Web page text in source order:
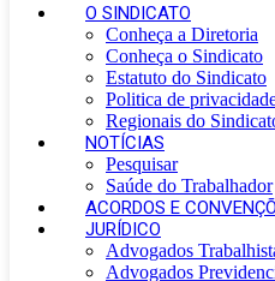
O SINDICATO
Conheça a Diretoria
Conheça o Sindicato
Estatuto do Sindicato
Politica de
Regionais do
NOTÍCIAS
Pesquisar
Saúde do Trabalhador
ACORDOS E
JURÍDICO
Advogados
Advogados